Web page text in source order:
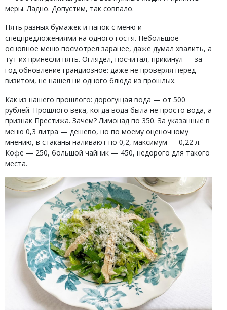
меры. Ладно. Допустим, так совпало.
Пять разных бумажек и папок с меню и
спецпредложениями на одного гостя. Небольшое
основное меню посмотрел заранее, даже думал хвалить, а
тут их принесли пять. Оглядел, посчитал, прикинул — за
год обновление грандиозное: даже не проверяя перед
визитом, не нашел ни одного блюда из прошлых.
Как из нашего прошлого: дорогущая вода — от 500
рублей. Прошлого века, когда вода была не просто вода, а
признак Престижа. Зачем? Лимонад по 350. За указанные в
меню 0,3 литра — дешево, но по моему оценочному
мнению, в стаканы наливают по 0,2, максимум — 0,22 л.
Кофе — 250, большой чайник — 450, недорого для такого
места.